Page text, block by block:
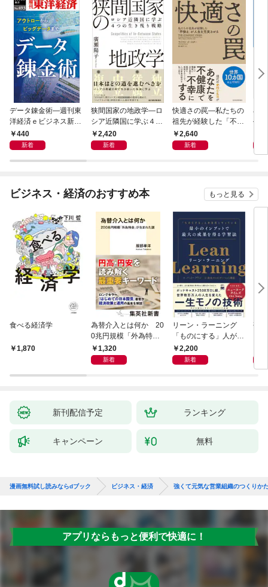
データ錬金術―週刊東
洋経済ｅビジネス新書
Ｎo.493
440
新着
狭間国家の地政学―ロ
シア近隣国に学ぶ４つ
の生き残り戦略
2,420
新着
快適さの罠―私たちの
祖先が経験した「不快
さ」が人生を充実させ
る
2,640
新着
石
―大
２
ビジネス・経済のおすすめ本 もっと見る
食べる経済学
1,870
為替介入とは何か 20
0兆円規模「外為特
会」が生まれた謎
1,320
新着
リーン・ラーニング
「ものにする」人が自
然とやっている 最小の
インプットで最大の成
2,200
新着
研
新刊配信予定 ランキング
キャンペーン 無料
漫画無料試し読みならdブック ビジネス・経済 強くて元気な営業組織のつくりか
アプリならもっと便利で快適に！